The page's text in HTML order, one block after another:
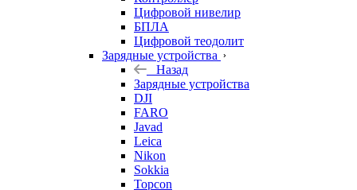
Цифровой нивелир
БПЛА
Цифровой теодолит
Зарядные устройства
Назад
Зарядные устройства
DJI
FARO
Javad
Leica
Nikon
Sokkia
Topcon